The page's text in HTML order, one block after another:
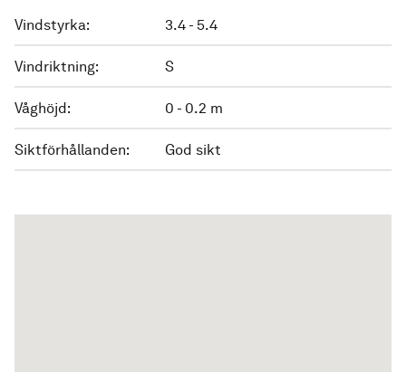
Vindstyrka: 3.4 - 5.4
Vindriktning: S
Våghöjd: 0 - 0.2 m
Siktförhållanden: God sikt